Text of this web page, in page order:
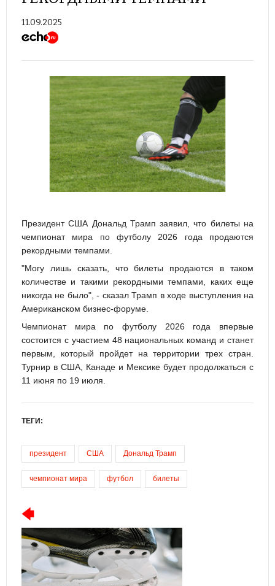
11.09.2025
Президент США Дональд Трамп заявил, что билеты на
чемпионат мира по футболу 2026 года продаются
рекордными темпами.
"Могу лишь сказать, что билеты продаются в таком
количестве и такими рекордными темпами, каких еще
никогда не было", - сказал Трамп в ходе выступления на
Американском бизнес-форуме.
Чемпионат мира по футболу 2026 года впервые
состоится с участием 48 национальных команд и станет
первым, который пройдет на территории трех стран.
Турнир в США, Канаде и Мексике будет продолжаться с
11 июня по 19 июля.
ТЕГИ:
президент США Дональд Трамп
чемпионат мира футбол билеты